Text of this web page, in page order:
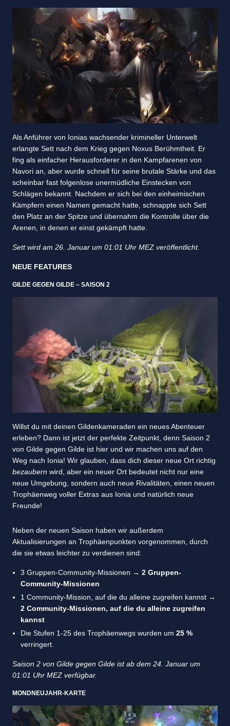
Als Anführer von Ionias wachsender krimineller Unterwelt
erlangte Sett nach dem Krieg gegen Noxus Berühmtheit. Er
fing als einfacher Herausforderer in den Kampfarenen von
Navori an, aber wurde schnell für seine brutale Stärke und das
scheinbar fast folgenlose unermüdliche Einstecken von
Schlägen bekannt. Nachdem er sich bei den einheimischen
Kämpfern einen Namen gemacht hatte, schnappte sich Sett
den Platz an der Spitze und übernahm die Kontrolle über die
Arenen, in denen er einst gekämpft hatte.
Sett wird am 26. Januar um 01:01 Uhr MEZ veröffentlicht.
NEUE FEATURES
GILDE GEGEN GILDE – SAISON 2
Willst du mit deinen Gildenkameraden ein neues Abenteuer
erleben? Dann ist jetzt der perfekte Zeitpunkt, denn Saison 2
von Gilde gegen Gilde ist hier und wir machen uns auf den
Weg nach Ionia! Wir glauben, dass dich dieser neue Ort richtig
bezaubern wird, aber ein neuer Ort bedeutet nicht nur eine
neue Umgebung, sondern auch neue Rivalitäten, einen neuen
Trophäenweg voller Extras aus Ionia und natürlich neue
Freunde!
Neben der neuen Saison haben wir außerdem
Aktualisierungen an Trophäenpunkten vorgenommen, durch
die sie etwas leichter zu verdienen sind:
3 Gruppen-Community-Missionen → 2 Gruppen-
Community-Missionen
1 Community-Mission, auf die du alleine zugreifen kannst →
2 Community-Missionen, auf die du alleine zugreifen
kannst
Die Stufen 1-25 des Trophäenwegs wurden um 25 %
verringert.
Saison 2 von Gilde gegen Gilde ist ab dem 24. Januar um
01:01 Uhr MEZ verfügbar.
MONDNEUJAHR-KARTE